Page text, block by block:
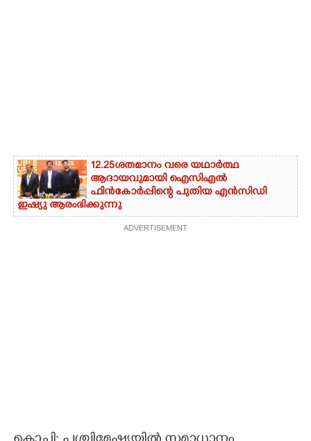
12.25ശതമാനം വരെ യഥാർത്ഥ
ആദായവുമായി ഐസിഎൽ
ഫിൻകോർപ്പിന്റെ പുതിയ എൻസിഡി
ഇഷ്യു ആരംഭിക്കുന്നു
ADVERTISEMENT